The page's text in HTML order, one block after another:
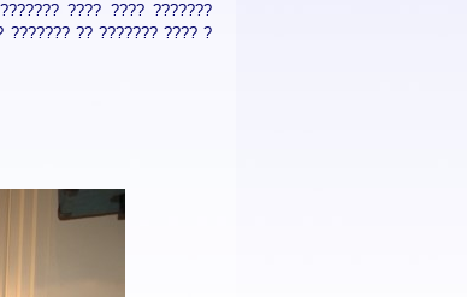
???? ???? ???????
??????? ?? ??????? ???? ?